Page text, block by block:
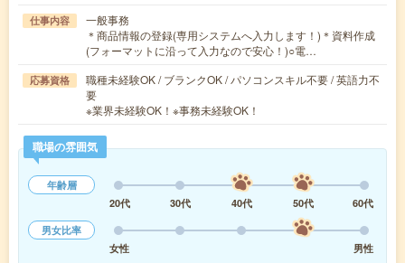
仕事内容
一般事務
＊商品情報の登録(専用システムへ入力します！)＊資料作成
(フォーマットに沿って入力なので安心！)○電…
応募資格
職種未経験OK / ブランクOK / パソコンスキル不要 / 英語力不
要
※業界未経験OK！※事務未経験OK！
職場の雰囲気
年齢層
20代
30代 40代 50代
60代
男女比率
女性
男性